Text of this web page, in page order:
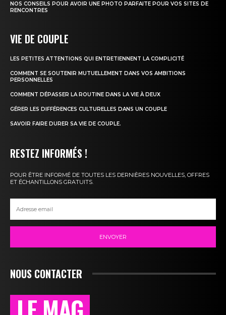
NOS CONSEILS POUR AVOIR UNE PHOTO PARFAITE POUR VOS SITES DE
RENCONTRES
VIE DE COUPLE
LES PETITES ATTENTIONS QUI ENTRETIENNENT LA COMPLICITÉ
COMMENT SE SOUTENIR MUTUELLEMENT DANS VOS AMBITIONS
PERSONNELLES
COMMENT DÉPASSER LA ROUTINE DANS LA VIE À DEUX
GÉRER LES DIFFÉRENCES CULTURELLES DANS UN COUPLE
SAVOIR FAIRE DURER SA VIE DE COUPLE.
RESTEZ INFORMÉS !
POUR ÊTRE INFORMÉ DE TOUTES LES DERNIÈRES NOUVELLES, OFFRES
ET ÉCHANTILLONS GRATUITS.
ENVOYER
NOUS CONTACTER